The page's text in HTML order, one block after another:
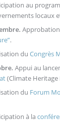
au
locaux
.
du Congrès
Appui au
(Climate
du Forum
à la